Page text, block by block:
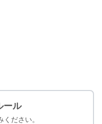
ール
ださい。